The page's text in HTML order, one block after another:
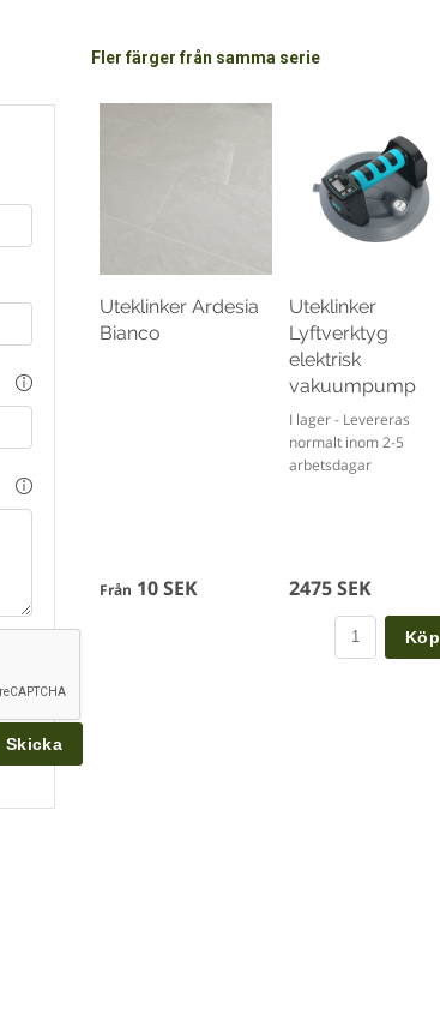
Fler färger från samma serie
Uteklinker Ardesia
Bianco
Från 10 SEK
Uteklinker
Lyftverktyg
elektrisk
vakuumpump
I lager - Levereras
normalt inom 2-5
arbetsdagar
2475 SEK
Köp